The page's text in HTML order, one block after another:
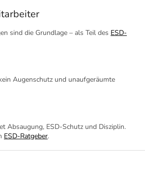
sind die Grundlage – als Teil des ESD-
Augenschutz und unaufgeräumte
Absaugung, ESD-Schutz und Disziplin.
ESD-Ratgeber.